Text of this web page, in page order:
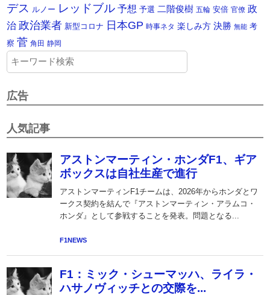
デス ルノー レッドブル 予想 予選 二階俊樹 五輪 安倍 官僚 政
治 政治業者 新型コロナ 日本GP 時事ネタ 楽しみ方 決勝 無能 考
察 菅 角田 静岡
広告
人気記事